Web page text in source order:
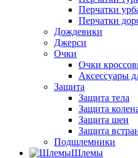
Перчатки
Перчатки
Дождевики
Джерси
Очки
Очки
Аксессуары
Защита
Защита тела
Защита
Защита шеи
Защита
Подшлемники
Шлемы